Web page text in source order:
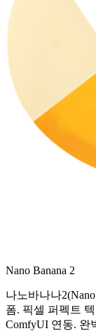
Nano Banana 2
나노바나나
폼. 픽셀 퍼펙트
ComfyUI 연동. 완